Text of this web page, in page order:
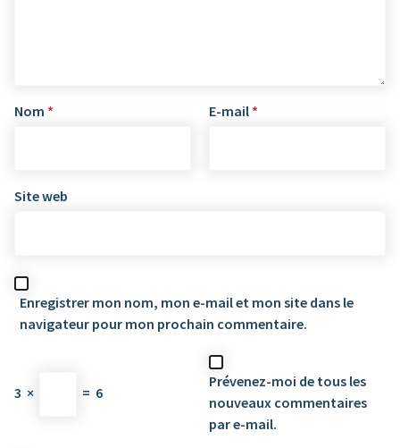
Nom * E-mail *
Site web
Enregistrer mon nom, mon e-mail et mon site dans le
navigateur pour mon prochain commentaire.
3 × = 6
Prévenez-moi de tous les
nouveaux commentaires
par e-mail.